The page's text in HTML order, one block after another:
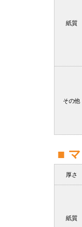
紙質
その他
■
厚さ
紙質